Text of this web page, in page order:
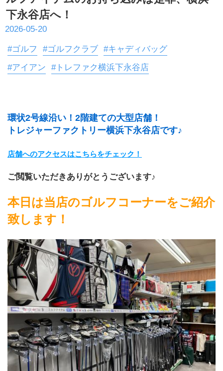
下永谷店へ！
2026-05-20
#ゴルフ #ゴルフクラブ #キャディバッグ
#アイアン
#トレファク横浜下永谷店
環状2号線沿い！2階建ての大型店舗！
トレジャーファクトリー横浜下永谷店です♪
店舗へのアクセスはこちらをチェック！
ご閲覧いただきありがとうございます♪
本日は当店のゴルフコーナーをご紹介
致します！